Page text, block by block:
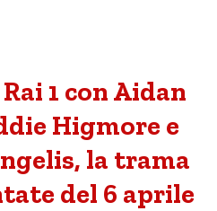
1 con Aidan
Higmore e
la trama
del 6 aprile